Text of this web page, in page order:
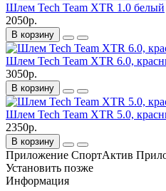
Шлем Tech Team XTR 1.0 белый
2050р.
В корзину
Шлем Tech Team XTR 6.0,
3050р.
В корзину
Шлем Tech Team XTR 5.0,
2350р.
В корзину
Приложение СпортАктив
Установить позже
Информация